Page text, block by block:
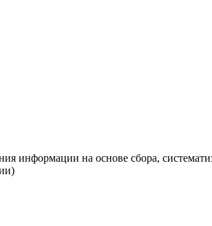
информации на основе сбора,